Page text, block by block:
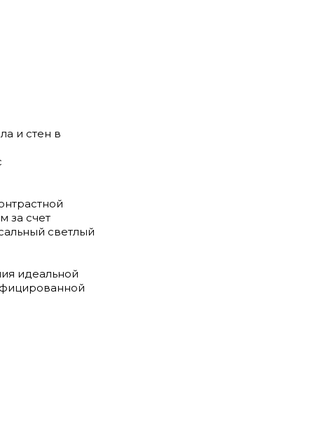
и стен в
за счет
светлый
идеальной